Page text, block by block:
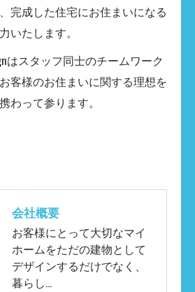
完成した住宅にお住まいになる
いたします。
はスタッフ同士のチームワーク
客様のお住まいに関する理想を
わって参ります。
会社概要
お客様にとって大切なマイ
ホームをただの建物として
デザインするだけでなく、
暮らし…